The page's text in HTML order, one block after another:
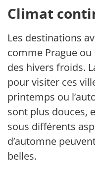
Climat
Les destinations
comme Prague
des hivers froids.
pour visiter ces
printemps ou
sont plus douces,
sous différents
d’automne
belles.